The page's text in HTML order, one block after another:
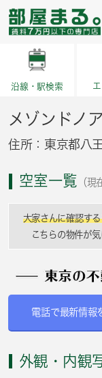
沿線・駅検索
メゾンドノ
住所：東京都八
空室一覧 （現
大家さんに確認す
こちらの物件が
電話で最新情報
外観・内観